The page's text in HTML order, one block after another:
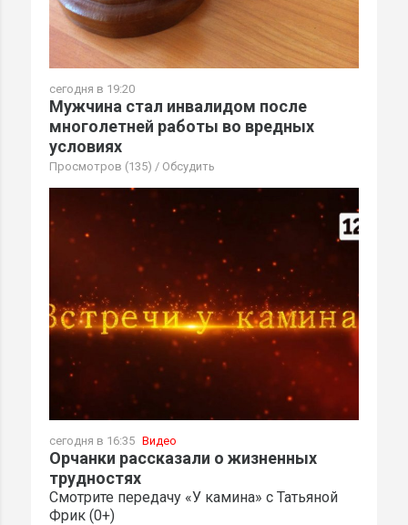
сегодня в 19:20
Мужчина стал инвалидом после
многолетней работы во вредных
условиях
Просмотров (135) / Обсудить
сегодня в 16:35 Видео
Орчанки рассказали о жизненных
трудностях
Смотрите передачу «У камина» с Татьяной
Фрик (0+)